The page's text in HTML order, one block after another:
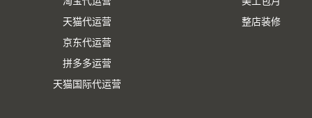
天猫代运营
京东代运营
拼多多运营
天猫国际代运营
整店装修